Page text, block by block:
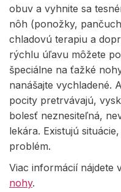
obuv a vyhnite sa
nôh (ponožky,
chladovú terapiu a
rýchlu úľavu môžete
špeciálne na ťažké
nanášajte vychladené.
pocity pretrvávajú,
bolesť neznesiteľná,
lekára. Existujú
problém.
Viac informácií nájdete
nohy.